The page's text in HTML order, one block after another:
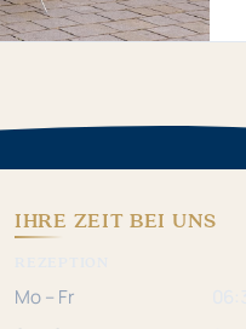
IHRE ZEIT BEI UNS
Mo – Fr